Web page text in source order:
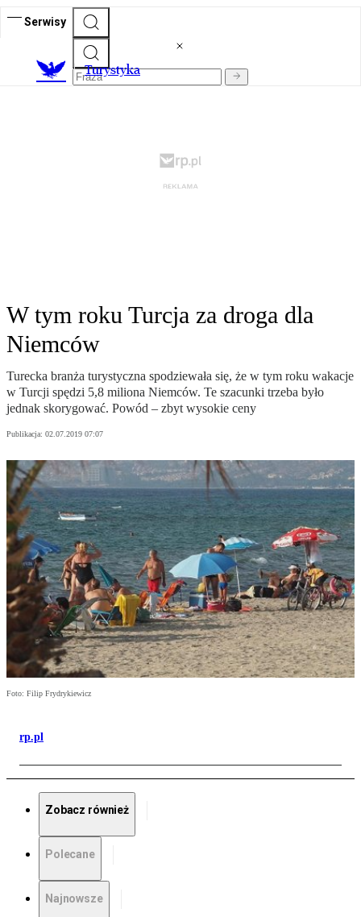
Serwisy
Turystyka
W tym roku Turcja za droga dla
Niemców
Turecka branża turystyczna spodziewała się, że w tym roku wakacje
w Turcji spędzi 5,8 miliona Niemców. Te szacunki trzeba było
jednak skorygować. Powód – zbyt wysokie ceny
Publikacja: 02.07.2019 07:07
Foto: Filip Frydrykiewicz
rp.pl
Zobacz również
Polecane
Najnowsze